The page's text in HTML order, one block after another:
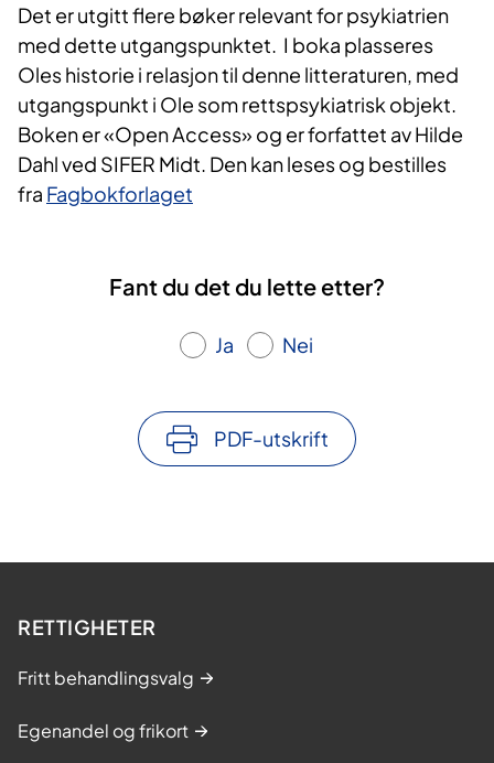
Det er utgitt flere bøker relevant for psykiatrien
med dette utgangspunktet. I boka plasseres
Oles historie i relasjon til denne litteraturen, med
utgangspunkt i Ole som rettspsykiatrisk objekt.
Boken er «Open Access» og er forfattet av Hilde
Dahl ved SIFER Midt. Den kan leses og bestilles
fra Fagbokforlaget
Fant du det du lette etter?
Ja Nei
PDF-utskrift
RETTIGHETER
Fritt behandlingsvalg
Egenandel og frikort